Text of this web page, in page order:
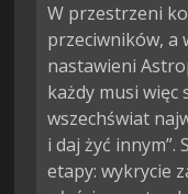
W przestrzeni
przeciwników, a
nastawieni
każdy musi więc
wszechświat
i daj żyć
etapy: wykrycie